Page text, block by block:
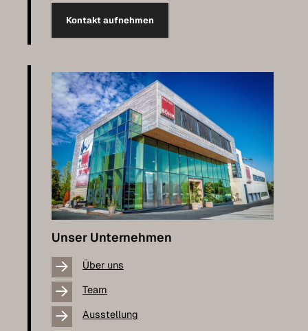
Kontakt aufnehmen
Unser Unternehmen
Über uns
Team
Ausstellung